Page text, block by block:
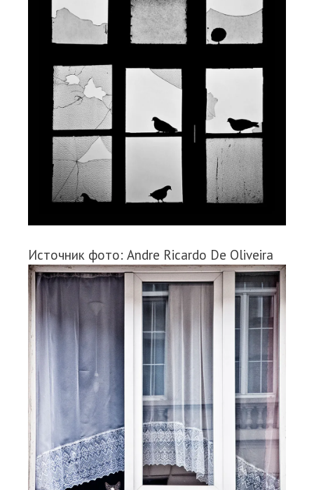
Источник фото: Andre Ricardo De Oliveira